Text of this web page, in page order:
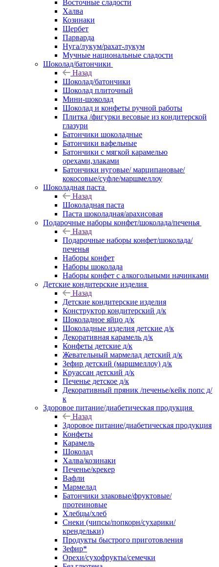
Восточные сладости
Халва
Козинаки
Щербет
Парварда
Нуга/лукум/рахат-лукум
Мучные национальные сладости
Шоколад/батончики
Назад
Шоколад/батончики
Шоколад плиточный
Мини-шоколад
Шоколад и конфеты ручной работы
Плитка /фигурки весовые из кондитерской
глазури
Батончики шоколадные
Батончики вафельные
Батончики с мягкой карамелью
орехами,злаками
Батончики нуговые/ марципановые/
кокосовые/суфле/маршмеллоу
Шоколадная паста
Назад
Шоколадная паста
Паста шоколадная/арахисовая
Подарочные наборы конфет/шоколада/печенья
Назад
Подарочные наборы конфет/шоколада/
печенья
Наборы конфет
Наборы шоколада
Наборы конфет с алкогольными начинками
Детские кондитерские изделия
Назад
Детские кондитерские изделия
Конструктор кондитерский д/к
Шоколадное яйцо д/к
Шоколадные изделия детские д/к
Декоративная карамель д/к
Конфеты детские д/к
Жевательный мармелад детский д/к
Зефир детский (маршмеллоу) д/к
Круассан детский д/к
Печенье детское д/к
Декоративный пряник /печенье/кейк попс д/
к
Здоровое питание/диабетическая продукция
Назад
Здоровое питание/диабетическая продукция
Конфеты
Карамель
Шоколад
Халва/козинаки
Печенье/крекер
Вафли
Мармелад
Батончики злаковые/фруктовые/
протеиновые
Хлебцы/хлеб
Снеки (чипсы/попкорн/сухарики/
крендельки)
Продукты быстрого приготовления
Зефир*
Орехи/сухофрукты/семечки